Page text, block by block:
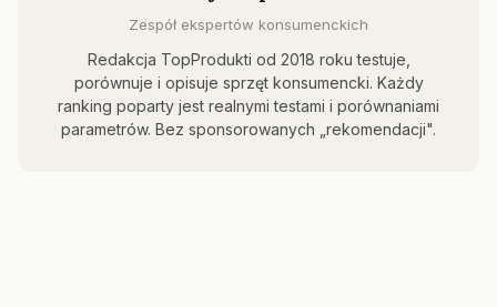
Zespół ekspertów konsumenckich
Redakcja TopProdukti od 2018 roku testuje,
porównuje i opisuje sprzęt konsumencki. Każdy
ranking poparty jest realnymi testami i porównaniami
parametrów. Bez sponsorowanych „rekomendacji".